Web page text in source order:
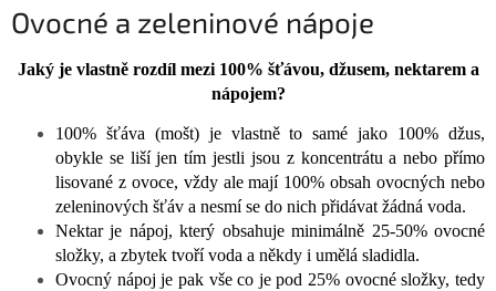
Ovocné a zeleninové nápoje
Jaký je vlastně rozdíl mezi 100% šťávou, džusem, nektarem a
nápojem?
100% šťáva (mošt) je vlastně to samé jako 100% džus,
obykle se liší jen tím jestli jsou z koncentrátu a nebo přímo
lisované z ovoce, vždy ale mají 100% obsah ovocných nebo
zeleninových šťáv a nesmí se do nich přidávat žádná voda.
Nektar je nápoj, který obsahuje minimálně 25-50% ovocné
složky, a zbytek tvoří voda a někdy i umělá sladidla.
Ovocný nápoj je pak vše co je pod 25% ovocné složky, tedy